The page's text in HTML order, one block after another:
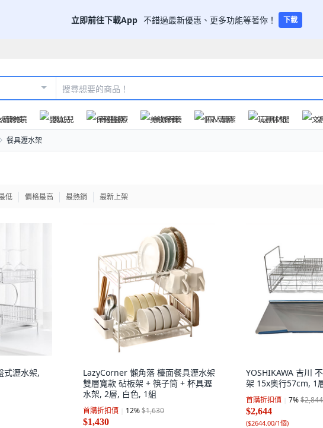
立即前往下載App 不錯過最新優惠、更多功能等著你！ 下載
箭跨境 嬰幼兒 保健醫療 美妝保養 個人清潔 玩具休閒
餐具瀝水架
低 價格最高 最熱銷 最新上架
式瀝水架,
LazyCorner 懶角落 檯面餐具瀝水架
雙層寬款 砧板架 + 筷子筒 + 杯具瀝
水架, 2層, 白色, 1組
首購折扣價 12%$1,630
$1,430
YOSHIKAWA 吉川
架 15x奥行57cm, 1
首購折扣價 7%$2,844
$2,644
($2644.00/1個)